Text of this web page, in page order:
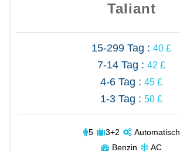
Taliant
15-299 Tag : 40 £
7-14 Tag : 42 £
4-6 Tag : 45 £
1-3 Tag : 50 £
5 3+2
Automatisch
Benzin
AC